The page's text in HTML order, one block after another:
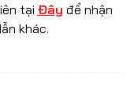
tại Đây để nhận
khác.